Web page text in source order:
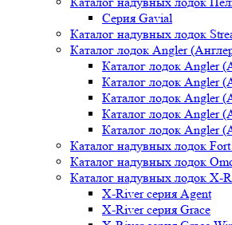
Серия Gavial
Каталог надувных лодок
Каталог лодок Angler
Каталог лодок Angler
Каталог лодок Angler
Каталог лодок Angler
Каталог лодок Angler
Каталог лодок Angler
Каталог надувных лодок
Каталог надувных лодок
Каталог надувных лодок X-
X-River серия Agent
X-River серия Grace